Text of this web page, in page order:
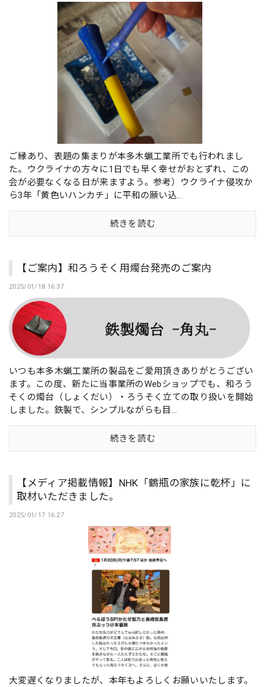
ご縁あり、表題の集まりが本多木蝋工業所でも行われまし
た。ウクライナの方々に1日でも早く幸せがおとずれ、この
会が必要なくなる日が来ますよう。参考）ウクライナ侵攻か
ら3年「黄色いハンカチ」に平和の願い込...
続きを読む
【ご案内】和ろうそく用燭台発売のご案内
2025/01/18 16:37
いつも本多木蝋工業所の製品をご愛用頂きありがとうござい
ます。この度、新たに当事業所のWebショップでも、和ろう
そくの燭台（しょくだい）・ろうそく立ての取り扱いを開始
しました。鉄製で、シンプルながらも目...
続きを読む
【メディア掲載情報】NHK「鶴瓶の家族に乾杯」に
取材いただきました。
2025/01/17 16:27
大変遅くなりましたが、本年もよろしくお願いいたします。